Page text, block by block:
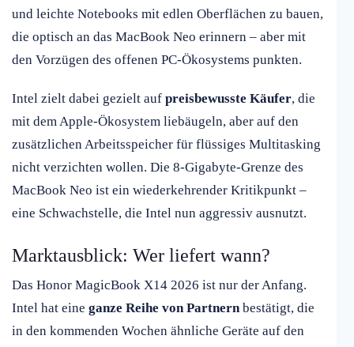
und leichte Notebooks mit edlen Oberflächen zu bauen,
die optisch an das MacBook Neo erinnern – aber mit
den Vorzügen des offenen PC-Ökosystems punkten.
Intel zielt dabei gezielt auf preisbewusste Käufer, die
mit dem Apple-Ökosystem liebäugeln, aber auf den
zusätzlichen Arbeitsspeicher für flüssiges Multitasking
nicht verzichten wollen. Die 8-Gigabyte-Grenze des
MacBook Neo ist ein wiederkehrender Kritikpunkt –
eine Schwachstelle, die Intel nun aggressiv ausnutzt.
Marktausblick: Wer liefert wann?
Das Honor MagicBook X14 2026 ist nur der Anfang.
Intel hat eine ganze Reihe von Partnernbestätigt, die
in den kommenden Wochen ähnliche Geräte auf den